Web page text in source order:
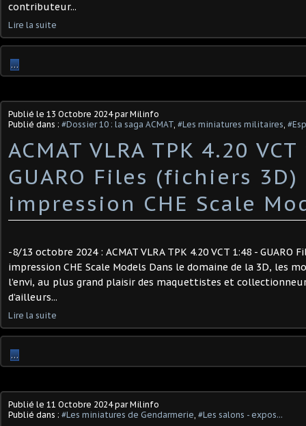
contributeur...
Lire la suite
…
Publié le 13 Octobre 2024par Milinfo
Publié dans : #Dossier 10 : la saga ACMAT, #Les miniatures militaires,
ACMAT VLRA TPK 4.20
GUARO Files (fichiers
impression CHE Scale
-8/13 octobre 2024 : ACMAT VLRA TPK 4.20 VCT 1:48 - GUARO
impression CHE Scale Models Dans le domaine de la 3D, les
l’envi, au plus grand plaisir des maquettistes et
d’ailleurs...
Lire la suite
…
Publié le 11 Octobre 2024par Milinfo
Publié dans : #Les miniatures de Gendarmerie, #Les salons - expos...